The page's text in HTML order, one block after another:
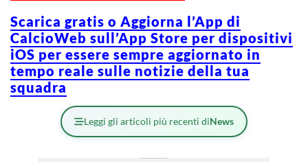
Scarica gratis o Aggiorna l’App di
CalcioWeb sull’App Store per dispositivi
iOS per essere sempre aggiornato in
tempo reale sulle notizie della tua
squadra
Leggi gli articoli più recenti diNews